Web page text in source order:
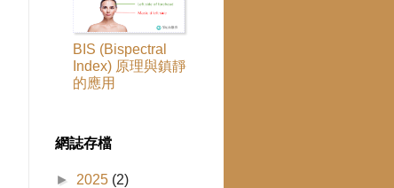
BIS (Bispectral
Index) 原理與鎮靜
的應用
網誌存檔
► 2025 (2)